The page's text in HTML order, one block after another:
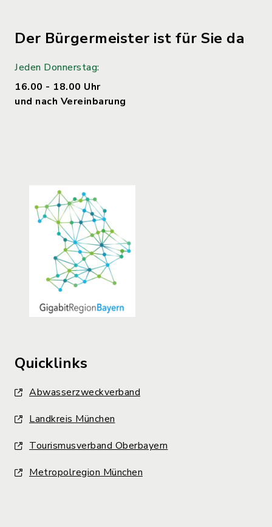
Der Bürgermeister ist für Sie da
Jeden Donnerstag:
16.00 - 18.00 Uhr
und nach Vereinbarung
Quicklinks
Abwasserzweckverband
Landkreis München
Tourismusverband Oberbayern
Metropolregion München